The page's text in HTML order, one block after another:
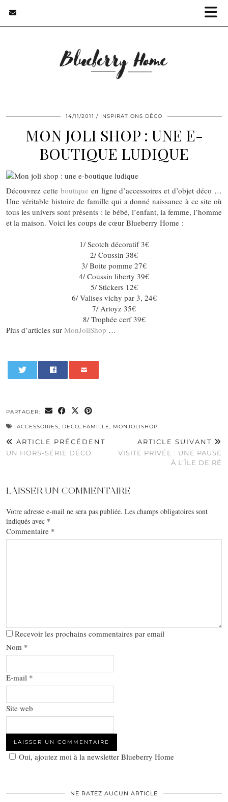
14/11/2011 INSPIRATIONS DÉCO
MON JOLI SHOP : UNE E-
BOUTIQUE LUDIQUE
Découvrez cette boutique en ligne d’accessoires et d’objet déco …
Une véritable histoire de famille qui a donné naissance à ce site où
tous les univers sont présents : le bébé, l’enfant, la femme, l’homme
et la maison. Voici les coups de cœur Blueberry Home :
1/ Scotch décoratif 3€
2/ Coussin 38€
3/ Boite pomme 27€
4/ Coussin liberty 39€
5/ Stickers 12€
6/ Valises vichy par 3, 24€
7/ Artoyz 35€
8/ Trophée cerf 39€
Plus d’articles sur MonJoliShop …
PARTAGER:
ACCESSOIRES DÉCO FAMILLE MONJOLISHOP
ARTICLE PRÉCÉDENT
UN HORS-SÉRIE DÉCO
ARTICLE SUIVANT
VISITE PRIVÉE : UNE PAUSE
À L’ÎLE DE RÉ
LAISSER UN COMMENTAIRE
Votre adresse e-mail ne sera pas publiée. Les champs obligatoires sont
indiqués avec *
Commentaire *
Recevoir les prochains commentaires par email
Nom *
E-mail *
Site web
Oui, ajoutez moi à la newsletter Blueberry Home
NE RATEZ AUCUN ARTICLE